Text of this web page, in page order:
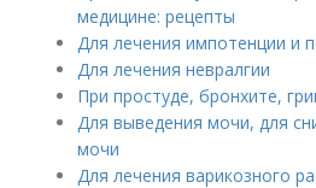
медицине: рецепты
Для лечения импотенции и
Для лечения невралгии
При простуде, бронхите,
Для выведения мочи, для
мочи
Для лечения варикозного